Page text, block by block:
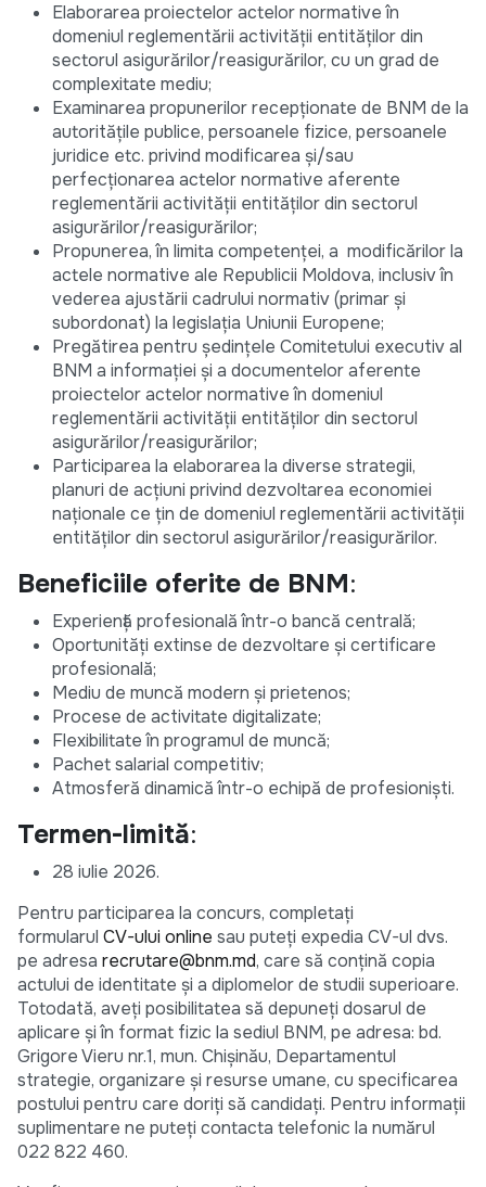
Elaborarea proiectelor actelor normative în
domeniul reglementării activității entităților din
sectorul asigurărilor/reasigurărilor, cu un grad de
complexitate mediu;
Examinarea propunerilor recepționate de BNM de la
autoritățile publice, persoanele fizice, persoanele
juridice etc. privind modificarea și/sau
perfecționarea actelor normative aferente
reglementării activității entităților din sectorul
asigurărilor/reasigurărilor;
Propunerea, în limita competenței, a modificărilor la
actele normative ale Republicii Moldova, inclusiv în
vederea ajustării cadrului normativ (primar și
subordonat) la legislația Uniunii Europene;
Pregătirea pentru ședințele Comitetului executiv al
BNM a informației și a documentelor aferente
proiectelor actelor normative în domeniul
reglementării activității entităților din sectorul
asigurărilor/reasigurărilor;
Participarea la elaborarea la diverse strategii,
planuri de acțiuni privind dezvoltarea economiei
naționale ce țin de domeniul reglementării activității
entităților din sectorul asigurărilor/reasigurărilor.
Beneficiile oferite de BNM:
Experiență profesională într-o bancă centrală;
Oportunități extinse de dezvoltare și certificare
profesională;
Mediu de muncă modern și prietenos;
Procese de activitate digitalizate;
Flexibilitate în programul de muncă;
Pachet salarial competitiv;
Atmosferă dinamică într-o echipă de profesioniști.
Termen-limită:
28 iulie 2026.
Pentru participarea la concurs, completaţi
formularul CV-ului online sau puteţi expedia CV-ul dvs.
pe adresa recrutare@bnm.md, care să conțină copia
actului de identitate și a diplomelor de studii superioare.
Totodată, aveți posibilitatea să depuneți dosarul de
aplicare și în format fizic la sediul BNM, pe adresa: bd.
Grigore Vieru nr.1, mun. Chişinău, Departamentul
strategie, organizare şi resurse umane, cu specificarea
postului pentru care doriţi să candidaţi. Pentru informații
suplimentare ne puteți contacta telefonic la numărul
022 822 460.